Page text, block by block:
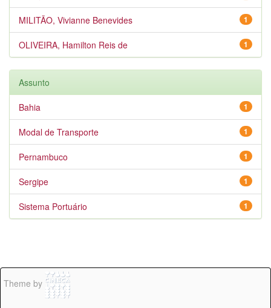
1
MILITÃO, Vivianne Benevides
1
OLIVEIRA, Hamilton Reis de
Assunto
1
Bahia
1
Modal de Transporte
1
Pernambuco
1
Sergipe
1
Sistema Portuário
Theme by